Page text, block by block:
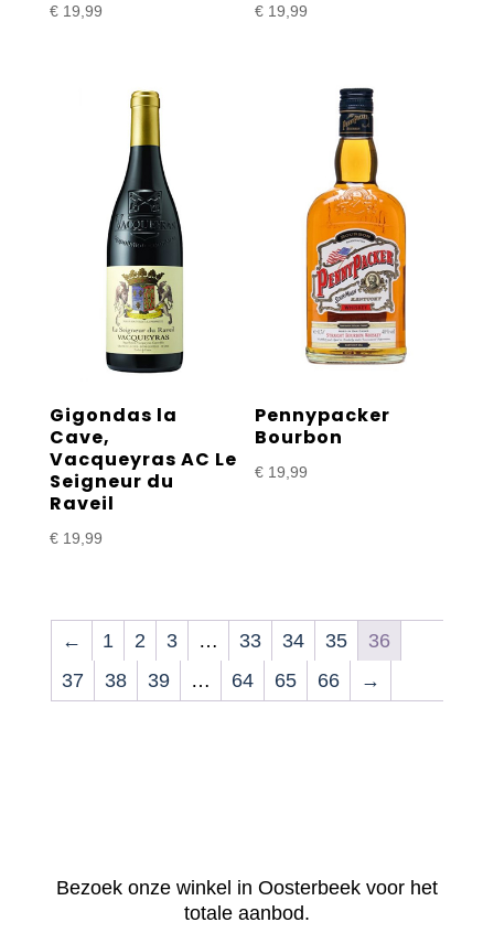
€19,99 € 19,99
Gigondas la
Cave,
Vacqueyras AC Le
Seigneur du
Raveil
€19,99
Pennypacker
Bourbon
€ 19,99
← 1 2 3 … 33 34 35
36
37
38 39 … 64 65 66 →
Bezoek onze winkel in Oosterbeek voor het
totale aanbod.